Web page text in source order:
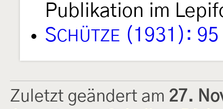
Publikation im
SCHÜTZE (1931): 95
Zuletzt geändert am 27.